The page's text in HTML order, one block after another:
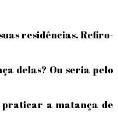
residências. Refiro-
delas? Ou seria pelo
praticar a matança de